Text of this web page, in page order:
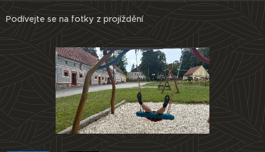
Podívejte se na fotky z projíždění